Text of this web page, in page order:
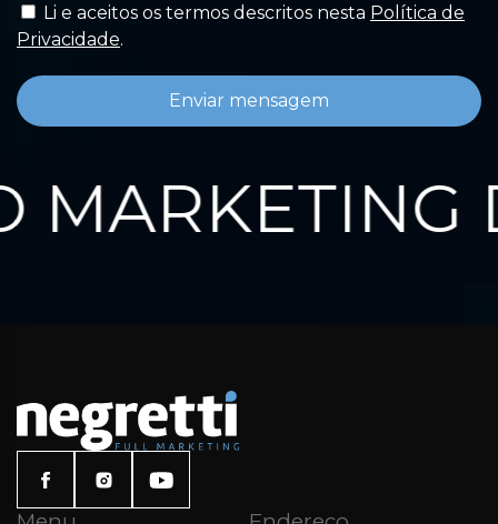
Li e aceitos os termos descritos nesta Política de
Privacidade.
Enviar mensagem